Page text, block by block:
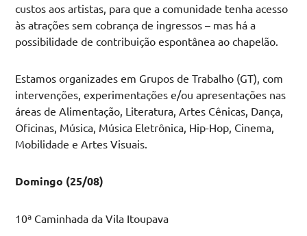
custos aos artistas, para que a comunidade tenha acesso
às atrações sem cobrança de ingressos – mas há a
possibilidade de contribuição espontânea ao chapelão.
Estamos organizades em Grupos de Trabalho (GT), com
intervenções, experimentações e/ou apresentações nas
áreas de Alimentação, Literatura, Artes Cênicas, Dança,
Oficinas, Música, Música Eletrônica, Hip-Hop, Cinema,
Mobilidade e Artes Visuais.
Domingo (25/08)
10ª Caminhada da Vila Itoupava